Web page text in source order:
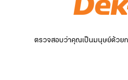
ตรวจสอบว่าคุณเป็นมนุษย์ด้วยก